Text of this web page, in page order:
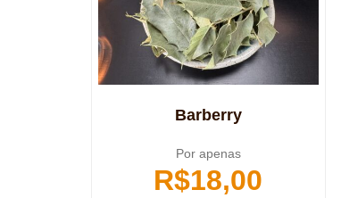
Barberry
Por apenas
R$18,00